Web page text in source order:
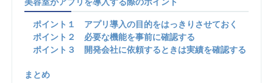
ポイント１ アプリ導入の目的をはっきりさせておく
ポイント２ 必要な機能を事前に確認する
ポイント３ 開発会社に依頼するときは実績を確認する
まとめ